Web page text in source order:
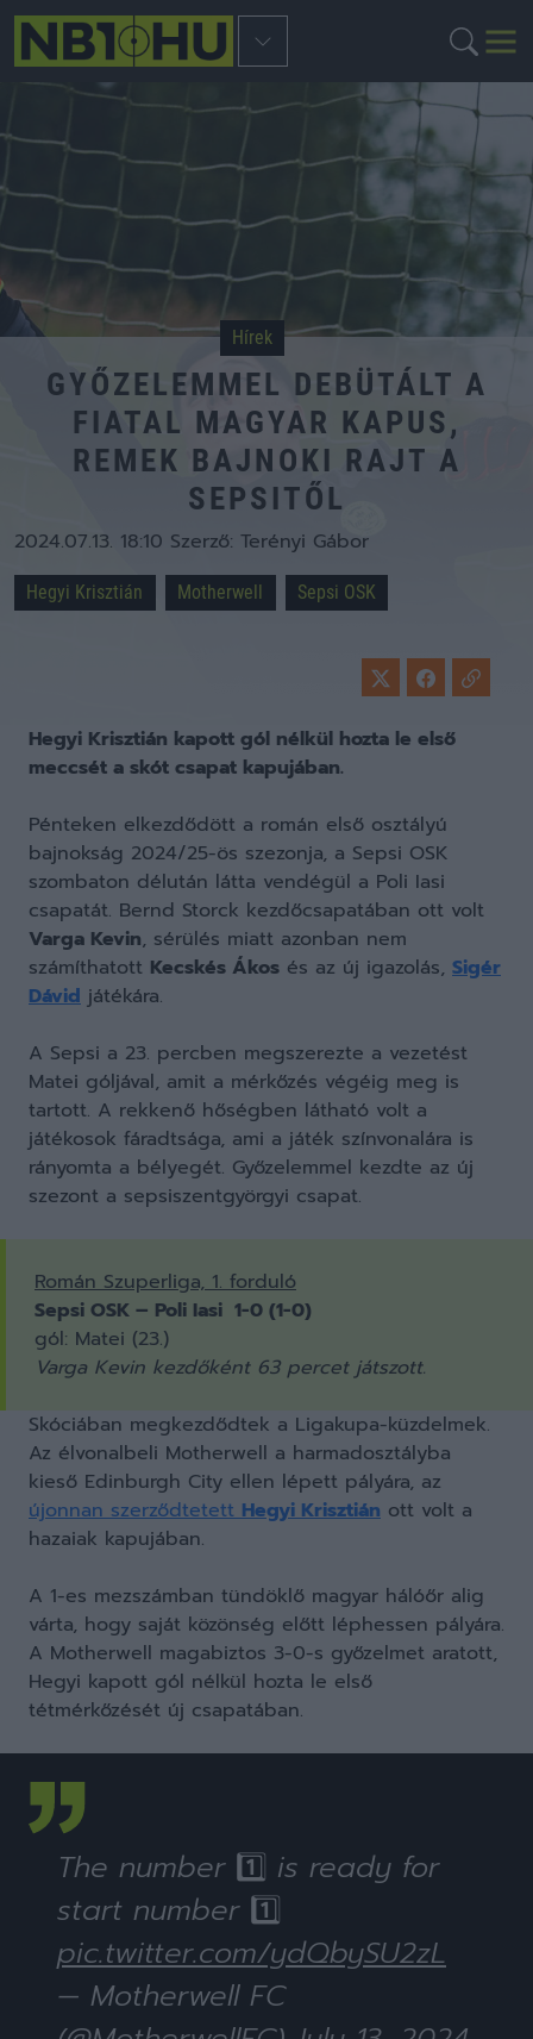
Hírek
GYŐZELEMMEL DEBÜTÁLT A
FIATAL MAGYAR KAPUS,
REMEK BAJNOKI RAJT A
SEPSITŐL
2024.07.13. 18:10 Szerző: Terényi Gábor
Hegyi Krisztián Motherwell Sepsi OSK
Hegyi Krisztián kapott gól nélkül hozta le első
meccsét a skót csapat kapujában.
Pénteken elkezdődött a román első osztályú
bajnokság 2024/25-ös szezonja, a Sepsi OSK
szombaton délután látta vendégül a Poli Iasi
csapatát. Bernd Storck kezdőcsapatában ott volt
Varga Kevin, sérülés miatt azonban nem
számíthatott Kecskés Ákos és az új igazolás, Sigér
Dávid játékára.
A Sepsi a 23. percben megszerezte a vezetést
Matei góljával, amit a mérkőzés végéig meg is
tartott. A rekkenő hőségben látható volt a
játékosok fáradtsága, ami a játék színvonalára is
rányomta a bélyegét. Győzelemmel kezdte az új
szezont a sepsiszentgyörgyi csapat.
Román Szuperliga, 1. forduló
Sepsi OSK – Poli Iasi 1-0 (1-0)
gól: Matei (23.)
Varga Kevin kezdőként 63 percet játszott.
Skóciában megkezdődtek a Ligakupa-küzdelmek.
Az élvonalbeli Motherwell a harmadosztályba
kieső Edinburgh City ellen lépett pályára, az
újonnan szerződtetettHegyi Krisztián ott volt a
hazaiak kapujában.
A 1-es mezszámban tündöklő magyar hálóőr alig
várta, hogy saját közönség előtt léphessen pályára.
A Motherwell magabiztos 3-0-s győzelmet aratott,
Hegyi kapott gól nélkül hozta le első
tétmérkőzését új csapatában.
The number 1️⃣ is ready for
start number 1️⃣
pic.twitter.com/ydQbySU2zL
— Motherwell FC